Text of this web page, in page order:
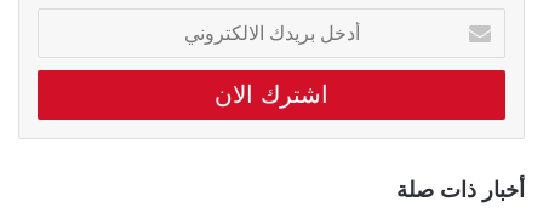
أدخل
بريدك
الالكتروني
أخبار ذات صلة